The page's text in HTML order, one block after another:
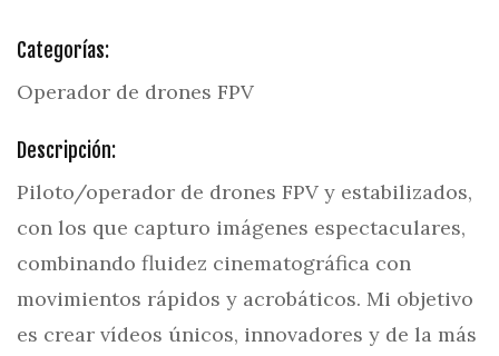
Categorías:
Operador de drones FPV
Descripción:
Piloto/operador de drones FPV y estabilizados,
con los que capturo imágenes espectaculares,
combinando fluidez cinematográfica con
movimientos rápidos y acrobáticos. Mi objetivo
es crear vídeos únicos, innovadores y de la más